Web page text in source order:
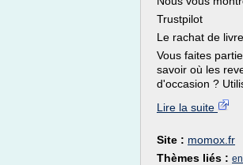
Trustpilot
Le rachat de
Vous faites
savoir où les
d'occasion ?
Lire la suite
Site : momox.fr
Thèmes liés :